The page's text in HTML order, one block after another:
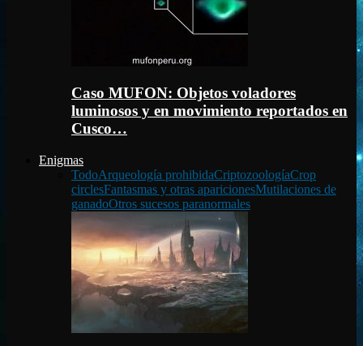
Caso MUFON: Objetos voladores
luminosos y en movimiento reportados en
Cusco…
Enigmas
TodoArqueología prohibidaCriptozoologíaCrop
circlesFantasmas y otras aparicionesMutilaciones de
ganadoOtros sucesos paranormales